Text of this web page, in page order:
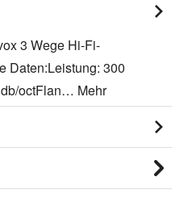
3 Wege Hi-Fi-
Daten:Leistung: 300
octFlan… Mehr